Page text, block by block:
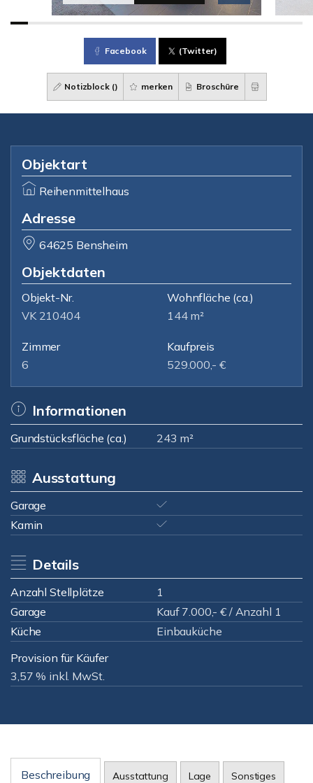
Facebook (Twitter)
Notizblock () merken Broschüre
Objektart
Reihenmittelhaus
Adresse
64625 Bensheim
Objektdaten
Objekt-Nr.
VK 210404
Wohnfläche (ca.)
144 m²
Zimmer
6
Kaufpreis
529.000,- €
Informationen
Grundstücksfläche (ca.) 243 m²
Ausstattung
Garage
Kamin
Details
Anzahl Stellplätze
1
Garage
Kauf 7.000,- € / Anzahl 1
Küche
Einbauküche
Provision für Käufer
3,57 % inkl. MwSt.
Beschreibung Ausstattung Lage Sonstiges